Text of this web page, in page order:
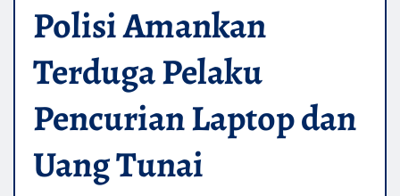
Polisi Amankan
Terduga Pelaku
Pencurian Laptop dan
Uang Tunai